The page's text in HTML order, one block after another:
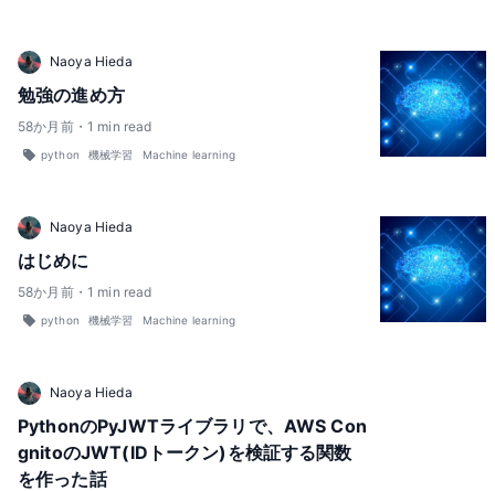
Naoya Hieda
勉強の進め方
58か月前・ 1 min read
python 機械学習 Machine learning
Naoya Hieda
はじめに
58か月前・ 1 min read
python 機械学習 Machine learning
Naoya Hieda
PythonのPyJWTライブラリで、AWS Con
gnitoのJWT(IDトークン)を検証する関数
を作った話